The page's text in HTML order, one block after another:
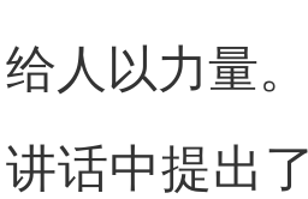
给人以力量
讲话中提出